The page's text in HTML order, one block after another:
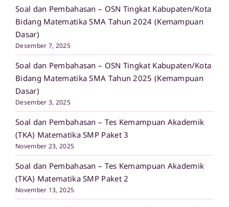
Soal dan Pembahasan – OSN Tingkat Kabupaten/Kota
Bidang Matematika SMA Tahun 2024 (Kemampuan
Dasar)
Desember 7, 2025
Soal dan Pembahasan – OSN Tingkat Kabupaten/Kota
Bidang Matematika SMA Tahun 2025 (Kemampuan
Dasar)
Desember 3, 2025
Soal dan Pembahasan – Tes Kemampuan Akademik
(TKA) Matematika SMP Paket 3
November 23, 2025
Soal dan Pembahasan – Tes Kemampuan Akademik
(TKA) Matematika SMP Paket 2
November 13, 2025